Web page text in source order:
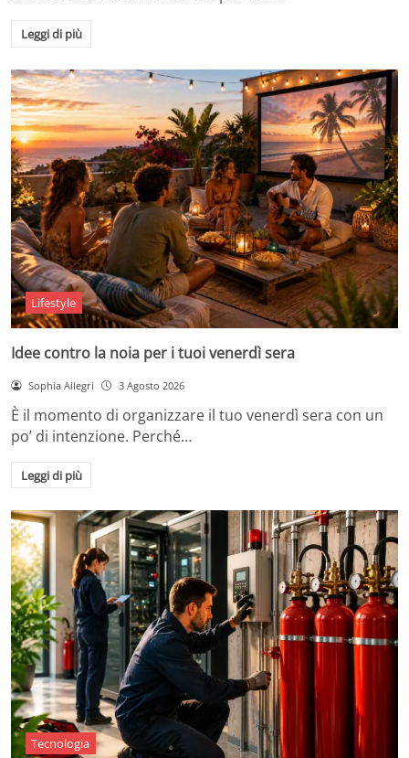
Leggi di più
Lifestyle
Idee contro la noia per i tuoi venerdì sera
Sophia Allegri 3 Agosto 2026
È il momento di organizzare il tuo venerdì sera con un
po’ di intenzione. Perché…
Leggi di più
Tecnologia